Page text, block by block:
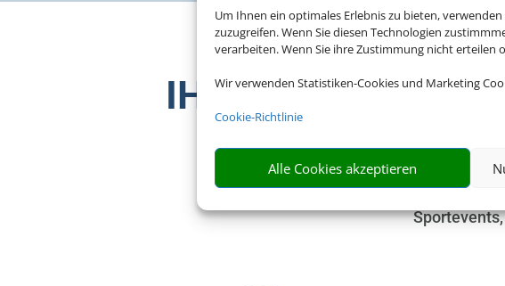
Um Ihnen ein optimales Erlebnis zu bieten,
zuzugreifen. Wenn Sie diesen Technologien
verarbeiten. Wenn Sie ihre Zustimmung nicht
Wir verwenden Statistiken-Cookies und Marketing
Cookie-Richtlinie
Alle Cookies akzeptieren
IHR EXPERTE
Bei uns finden Sie Tickets für über